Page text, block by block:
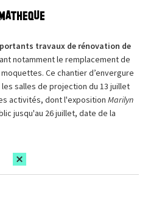
travaux de rénovation de
notamment le remplacement de
Ce chantier d’envergure
salles de projection du 13 juillet
activités, dont l'exposition Marilyn
jusqu'au 26 juillet, date de la